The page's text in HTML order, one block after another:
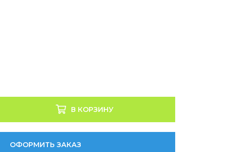
В КОРЗИНУ
ОФОРМИТЬ ЗАКАЗ